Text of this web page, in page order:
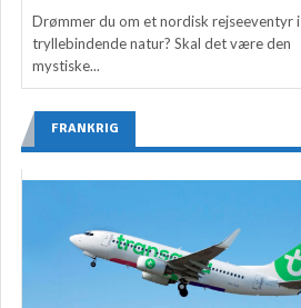
Drømmer du om et nordisk rejseeventyr i
tryllebindende natur? Skal det være den
mystiske...
FRANKRIG